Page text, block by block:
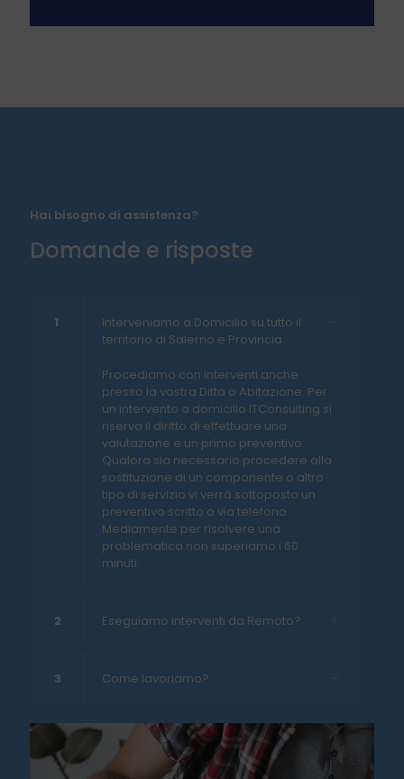
Hai bisogno di assistenza?
Domande e risposte
1
Interveniamo a Domicilio su tutto il
territorio di Salerno e Provincia
Procediamo con interventi anche
presso la vostra Ditta o Abitazione. Per
un intervento a domicilio ITConsulting si
riserva il diritto di effettuare una
valutazione e un primo preventivo.
Qualora sia necessario procedere alla
sostituzione di un componente o altro
tipo di servizio vi verrà sottoposto un
preventivo scritto o via telefono.
Mediamente per risolvere una
problematica non superiamo i 60
minuti.
2 Eseguiamo interventi da Remoto?
3 Come lavoriamo?